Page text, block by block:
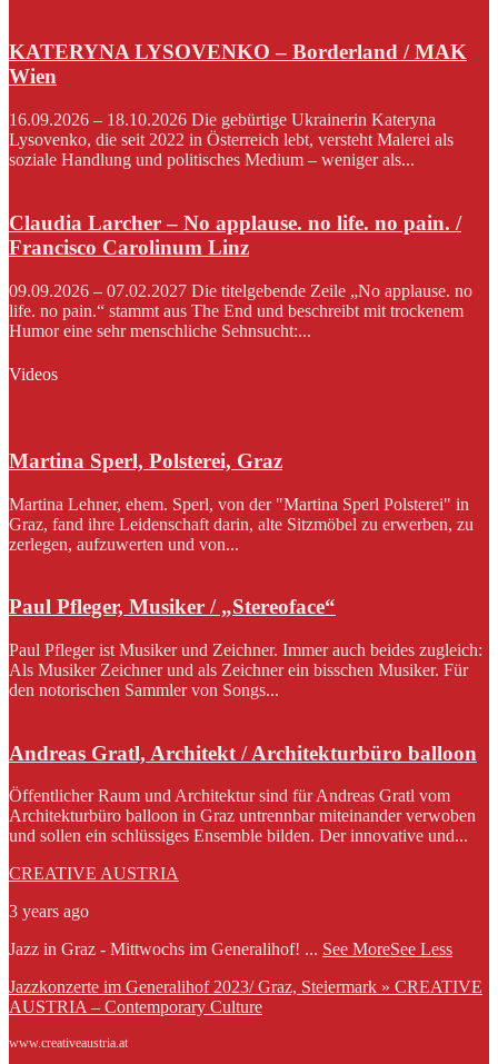
KATERYNA LYSOVENKO – Borderland / MAK
Wien
16.09.2026 – 18.10.2026 Die gebürtige Ukrainerin Kateryna
Lysovenko, die seit 2022 in Österreich lebt, versteht Malerei als
soziale Handlung und politisches Medium – weniger als...
Claudia Larcher – No applause. no life. no pain. /
Francisco Carolinum Linz
09.09.2026 – 07.02.2027 Die titelgebende Zeile „No applause. no
life. no pain.“ stammt aus The End und beschreibt mit trockenem
Humor eine sehr menschliche Sehnsucht:...
Videos
Martina Sperl, Polsterei, Graz
Martina Lehner, ehem. Sperl, von der "Martina Sperl Polsterei" in
Graz, fand ihre Leidenschaft darin, alte Sitzmöbel zu erwerben, zu
zerlegen, aufzuwerten und von...
Paul Pfleger, Musiker / „Stereoface“
Paul Pfleger ist Musiker und Zeichner. Immer auch beides zugleich:
Als Musiker Zeichner und als Zeichner ein bisschen Musiker. Für
den notorischen Sammler von Songs...
Andreas Gratl, Architekt / Architekturbüro balloon
Öffentlicher Raum und Architektur sind für Andreas Gratl vom
Architekturbüro balloon in Graz untrennbar miteinander verwoben
und sollen ein schlüssiges Ensemble bilden. Der innovative und...
CREATIVE AUSTRIA
3 years ago
Jazz in Graz - Mittwochs im Generalihof! ... See MoreSee Less
Jazzkonzerte im Generalihof 2023/ Graz, Steiermark » CREATIVE
AUSTRIA – Contemporary Culture
www.creativeaustria.at